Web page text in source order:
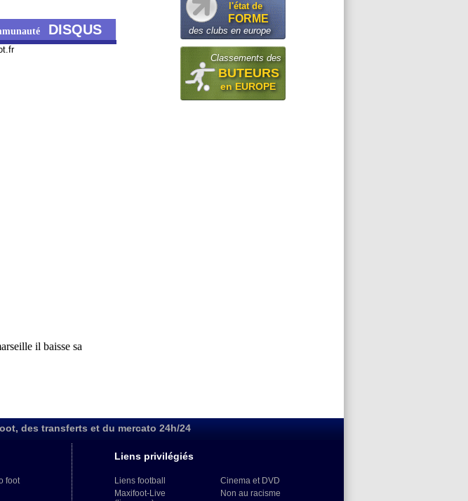
DISQUS
l'état de
FORME
des clubs en europe
Classements des
BUTEURS
en EUROPE
des transferts et du mercato 24h/24
foot
Liens privilégiés
Liens football
Maxifoot-Live
Cinema et DVD
Non au racisme